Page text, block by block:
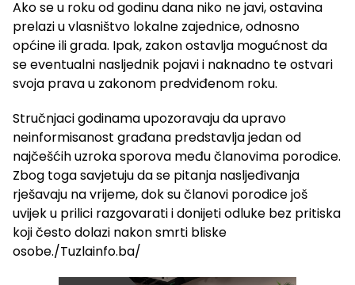
Ako se u roku od godinu dana niko ne javi, ostavina
prelazi u vlasništvo lokalne zajednice, odnosno
općine ili grada. Ipak, zakon ostavlja mogućnost da
se eventualni nasljednik pojavi i naknadno te ostvari
svoja prava u zakonom predviđenom roku.
Stručnjaci godinama upozoravaju da upravo
neinformisanost građana predstavlja jedan od
najčešćih uzroka sporova među članovima porodice.
Zbog toga savjetuju da se pitanja nasljeđivanja
rješavaju na vrijeme, dok su članovi porodice još
uvijek u prilici razgovarati i donijeti odluke bez pritiska
koji često dolazi nakon smrti bliske
osobe./Tuzlainfo.ba/